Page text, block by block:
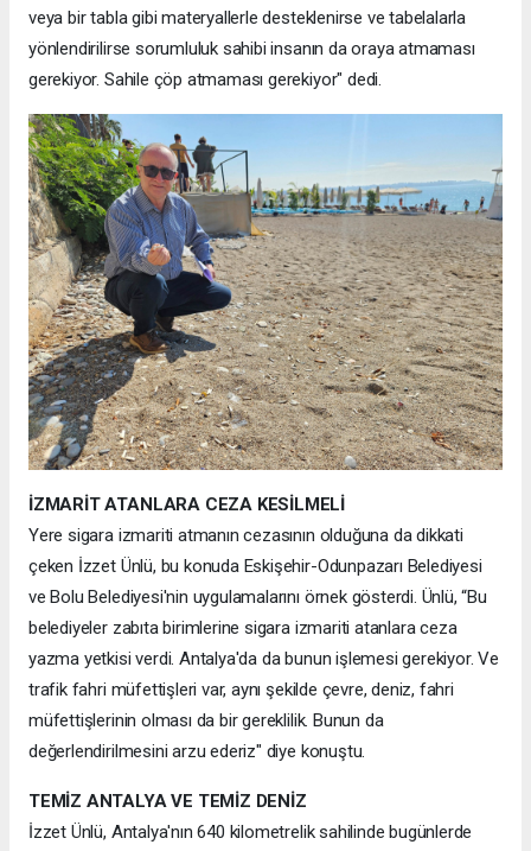
veya bir tabla gibi materyallerle desteklenirse ve tabelalarla
yönlendirilirse sorumluluk sahibi insanın da oraya atmaması
gerekiyor. Sahile çöp atmaması gerekiyor" dedi.
İZMARİT ATANLARA CEZA KESİLMELİ
Yere sigara izmariti atmanın cezasının olduğuna da dikkati
çeken İzzet Ünlü, bu konuda Eskişehir-Odunpazarı Belediyesi
ve Bolu Belediyesi'nin uygulamalarını örnek gösterdi. Ünlü, “Bu
belediyeler zabıta birimlerine sigara izmariti atanlara ceza
yazma yetkisi verdi. Antalya'da da bunun işlemesi gerekiyor. Ve
trafik fahri müfettişleri var, aynı şekilde çevre, deniz, fahri
müfettişlerinin olması da bir gereklilik. Bunun da
değerlendirilmesini arzu ederiz" diye konuştu.
TEMİZ ANTALYA VE TEMİZ DENİZ
İzzet Ünlü, Antalya'nın 640 kilometrelik sahilinde bugünlerde